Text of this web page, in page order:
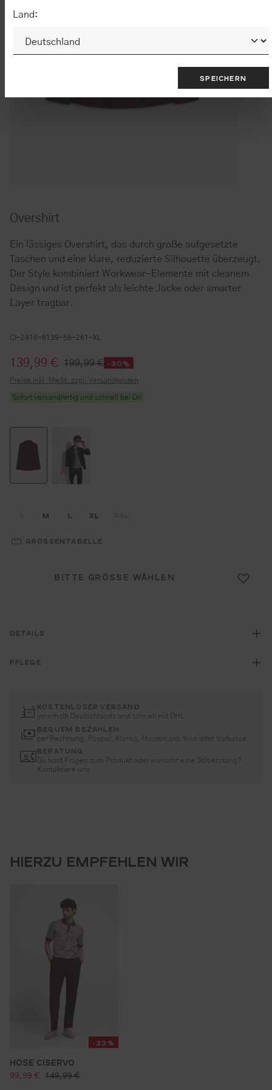
Overshirt
Ein lässiges Overshirt, das durch große aufgesetzte
Taschen und eine klare, reduzierte Silhouette überzeugt.
Der Style kombiniert Workwear-Elemente mit cleanem
Design und ist perfekt als leichte Jacke oder smarter
Layer tragbar.
CI-2416-8139-58-261-XL
Verkaufspreis:
139,99 € 199,99 € -30%
Preise inkl. MwSt. zzgl. Versandkosten
Sofort versandfertig und schnell bei Dir
Größe wählen
Größe wählen
M Größe wählen
L Größe wählen
XL
GRÖSSENTABELLE
BITTE GRÖSSE WÄHLEN
DETAILS
PFLEGE
KOSTENLOSER VERSAND
innerhalb Deutschlands und schnell mit DHL
BEQUEM BEZAHLEN
per Rechnung, Paypal, Klarna, Mastercard, Visa oder Vorkasse
BERATUNG
Du hast Fragen zum Produkt oder wünscht eine Stilberatung?
Kontaktiere uns
HIERZU EMPFEHLEN WIR
-33%
HOSE CISERVO
verkaufspreis:
99,99 € regulärer preis:
149,99 €
Land:
SPEICHERN